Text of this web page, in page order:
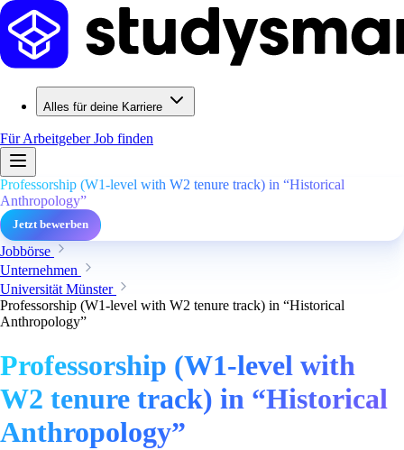
Alles für deine Karriere
Für ArbeitgeberJob finden
Professorship (W1-level with W2 tenure track) in “Historical
Anthropology”
Jetzt bewerben
Jobbörse
Unternehmen
Universität Münster
Professorship (W1-level with W2 tenure track) in “Historical
Anthropology”
Professorship (W1-level with
W2 tenure track) in “Historical
Anthropology”